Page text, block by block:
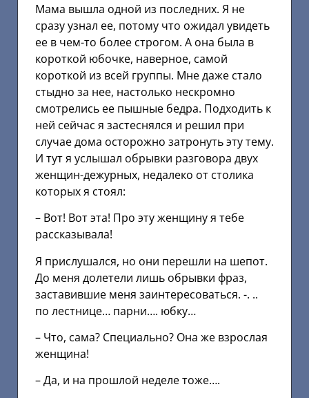
Мама вышла одной из последних. Я не
сразу узнал ее, потому что ожидал увидеть
ее в чем-то более строгом. А она была в
короткой юбочке, наверное, самой
короткой из всей группы. Мне даже стало
стыдно за нее, настолько нескромно
смотрелись ее пышные бедра. Подходить к
ней сейчас я застеснялся и решил при
случае дома осторожно затронуть эту тему.
И тут я услышал обрывки разговора двух
женщин-дежурных, недалеко от столика
которых я стоял:
– Вот! Вот эта! Про эту женщину я тебе
рассказывала!
Я прислушался, но они перешли на шепот.
До меня долетели лишь обрывки фраз,
заставившие меня заинтересоваться. -. ..
по лестнице… парни…. юбку…
– Что, сама? Специально? Она же взрослая
женщина!
– Да, и на прошлой неделе тоже….